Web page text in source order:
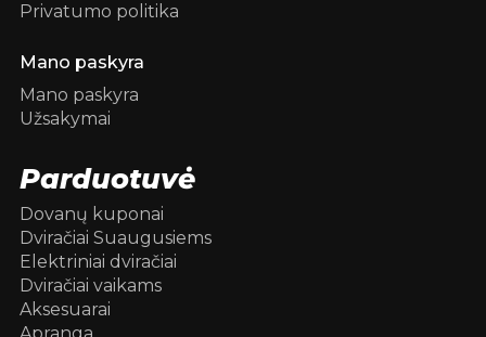
Privatumo politika
Mano paskyra
Mano paskyra
Užsakymai
Parduotuvė
Dovanų kuponai
Dviračiai Suaugusiems
Elektriniai dviračiai
Dviračiai vaikams
Aksesuarai